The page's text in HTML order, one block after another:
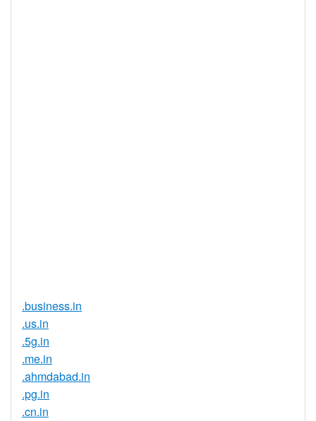
.business.in
.us.in
.5g.in
.me.in
.ahmdabad.in
.pg.in
.cn.in